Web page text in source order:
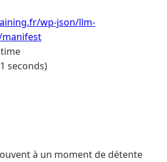
wp-json/llm-
seconds)
à un moment de détente